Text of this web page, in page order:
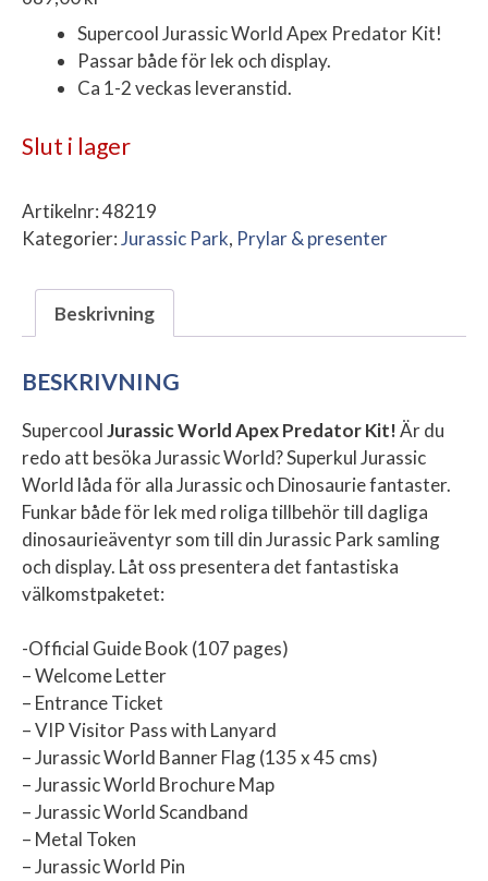
Supercool Jurassic World Apex Predator Kit!
Passar både för lek och display.
Ca 1-2 veckas leveranstid.
Slut i lager
Artikelnr:48219
Kategorier:Jurassic Park, Prylar & presenter
Beskrivning
BESKRIVNING
SupercoolJurassic World Apex Predator Kit!Är du
redo att besöka Jurassic World? Superkul Jurassic
World låda för alla Jurassic och Dinosaurie fantaster.
Funkar både för lek med roliga tillbehör till dagliga
dinosaurieäventyr som till din Jurassic Park samling
och display. Låt oss presentera det fantastiska
välkomstpaketet:
-Official Guide Book (107 pages)
– Welcome Letter
– Entrance Ticket
– VIP Visitor Pass with Lanyard
– Jurassic World Banner Flag (135 x 45 cms)
– Jurassic World Brochure Map
– Jurassic World Scandband
– Metal Token
– Jurassic World Pin